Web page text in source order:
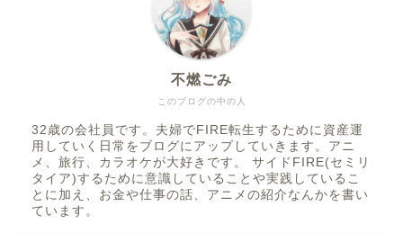
このブログの中の人
不燃ごみ
32歳の会社員です。夫婦でFIRE転生するために資産運
用していく日常をブログにアップしていきます。アニ
メ、旅行、カラオケが大好きです。 サイドFIRE(セミリ
タイア)するために意識していることや実践しているこ
とに加え、お金や仕事の話、アニメの紹介なんかを書い
ています。